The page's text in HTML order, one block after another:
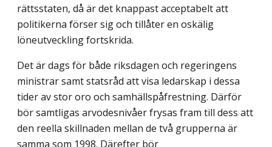
rättsstaten, då är det knappast acceptabelt att
politikerna förser sig och tillåter en oskälig
löneutveckling fortskrida.
Det är dags för både riksdagen och regeringens
ministrar samt statsråd att visa ledarskap i dessa
tider av stor oro och samhällspåfrestning. Därför
bör samtligas arvodesnivåer frysas fram till dess att
den reella skillnaden mellan de två grupperna är
samma som 1998. Därefter bör